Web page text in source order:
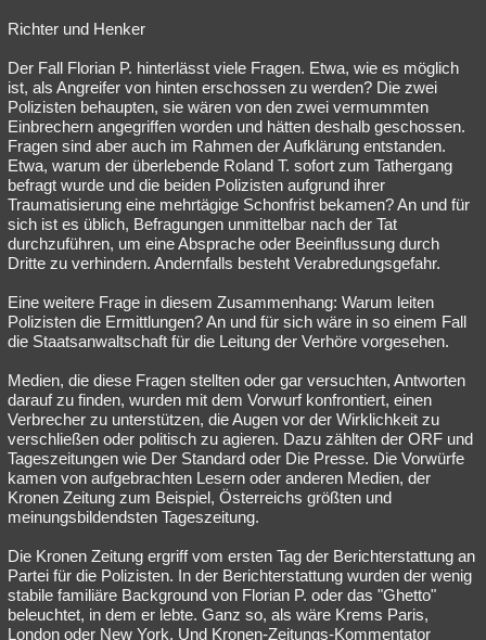
Richter und Henker
Der Fall Florian P. hinterlässt viele Fragen. Etwa, wie es möglich
ist, als Angreifer von hinten erschossen zu werden? Die zwei
Polizisten behaupten, sie wären von den zwei vermummten
Einbrechern angegriffen worden und hätten deshalb geschossen.
Fragen sind aber auch im Rahmen der Aufklärung entstanden.
Etwa, warum der überlebende Roland T. sofort zum Tathergang
befragt wurde und die beiden Polizisten aufgrund ihrer
Traumatisierung eine mehrtägige Schonfrist bekamen? An und für
sich ist es üblich, Befragungen unmittelbar nach der Tat
durchzuführen, um eine Absprache oder Beeinflussung durch
Dritte zu verhindern. Andernfalls besteht Verabredungsgefahr.
Eine weitere Frage in diesem Zusammenhang: Warum leiten
Polizisten die Ermittlungen? An und für sich wäre in so einem Fall
die Staatsanwaltschaft für die Leitung der Verhöre vorgesehen.
Medien, die diese Fragen stellten oder gar versuchten, Antworten
darauf zu finden, wurden mit dem Vorwurf konfrontiert, einen
Verbrecher zu unterstützen, die Augen vor der Wirklichkeit zu
verschließen oder politisch zu agieren. Dazu zählten der ORF und
Tageszeitungen wie Der Standard oder Die Presse. Die Vorwürfe
kamen von aufgebrachten Lesern oder anderen Medien, der
Kronen Zeitung zum Beispiel, Österreichs größten und
meinungsbildendsten Tageszeitung.
Die Kronen Zeitung ergriff vom ersten Tag der Berichterstattung an
Partei für die Polizisten. In der Berichterstattung wurden der wenig
stabile familiäre Background von Florian P. oder das "Ghetto"
beleuchtet, in dem er lebte. Ganz so, als wäre Krems Paris,
London oder New York. Und Kronen-Zeitungs-Kommentator